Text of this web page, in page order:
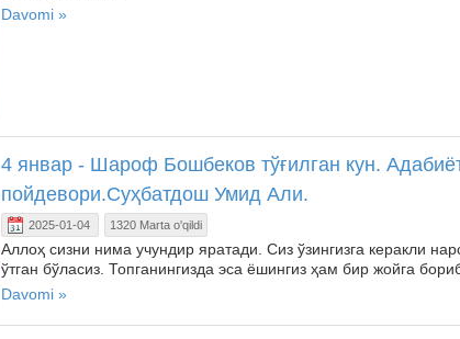
Davomi »
4 январ - Шароф Бошбеков тўғилган кун.
пойдевори.Суҳбатдош Умид Али.
2025-01-04 1320 Marta o'qildi
Аллоҳ сизни нима учундир яратади. Сиз ўзингизга керакли
ўтган бўласиз. Топганингизда эса ёшингиз ҳам бир жойга
Davomi »